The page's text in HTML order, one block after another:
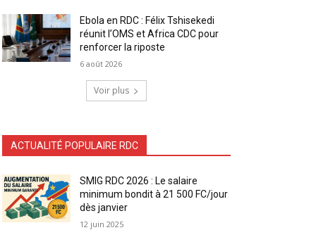
Ebola en RDC : Félix Tshisekedi
réunit l’OMS et Africa CDC pour
renforcer la riposte
6 août 2026
Voir plus
ACTUALITÉ POPULAIRE RDC
SMIG RDC 2026 : Le salaire
minimum bondit à 21 500 FC/jour
dès janvier
12 juin 2025